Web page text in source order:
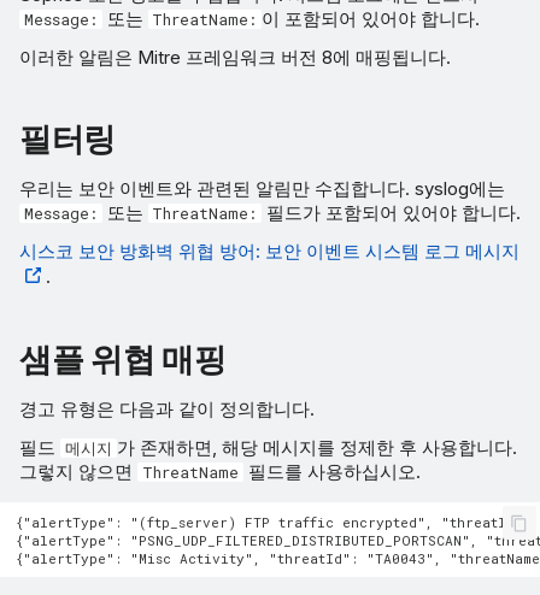
Message: 또는 ThreatName: 이 포함되어 있어야 합니다.
이러한 알림은 Mitre 프레임워크 버전 8에 매핑됩니다.
필터링
우리는 보안 이벤트와 관련된 알림만 수집합니다. syslog에는
Message: 또는 ThreatName:
필드가 포함되어 있어야 합니다.
시스코 보안 방화벽 위협 방어: 보안 이벤트 시스템 로그 메시지
.
샘플 위협 매핑
경고 유형은 다음과 같이 정의합니다.
필드 메시지 가 존재하면, 해당 메시지를 정제한 후 사용합니다.
그렇지 않으면
ThreatName 필드를 사용하십시오.
{"alertType": "(ftp_server) FTP traffic encrypted", "threatId":
{"alertType":